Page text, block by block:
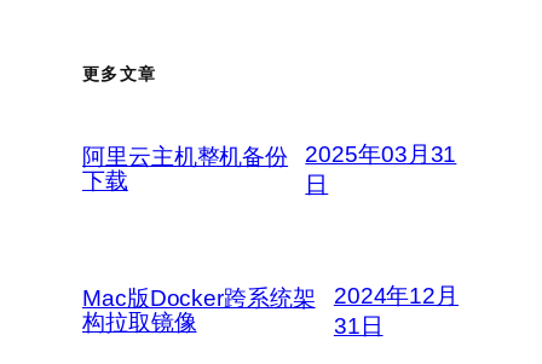
更多文章
阿里云主机整机备份
下载
2025年03月31
日
Mac版Docker跨系统架
构拉取镜像
2024年12月
31日